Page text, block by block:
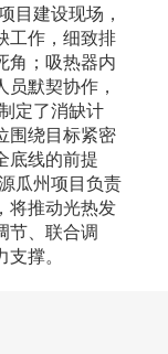
建设现场，
工作，细致排
角；吸热器内
默契协作，
定了消缺计
围绕目标紧密
底线的前提
瓜州项目负责
将推动光热发
节、联合调
撑。